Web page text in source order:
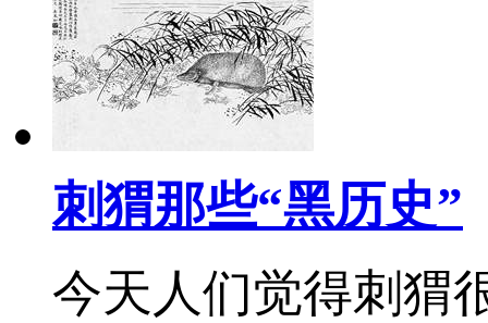
刺猬那些“黑历史”
今天人们觉得刺猬